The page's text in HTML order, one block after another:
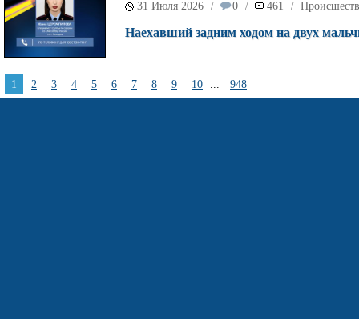
31 Июля 2026 / 0 / 461 /
Наехавший задним ходом на двух
1 2 3 4 5 6 7 8 9 10 ... 948